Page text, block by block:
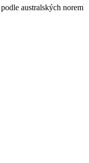
australských norem